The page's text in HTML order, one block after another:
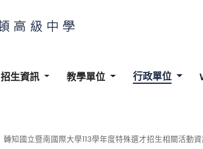
招生資訊 教學單位 行政單位
轉知國立暨南國際大學113學年度特殊選才招生相關活動